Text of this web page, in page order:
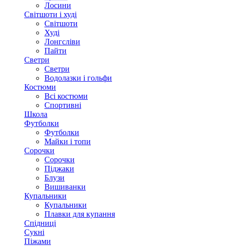
Лосини
Світшоти і худі
Світшоти
Худі
Лонгсліви
Пайти
Светри
Светри
Водолазки і гольфи
Костюми
Всі костюми
Спортивні
Школа
Футболки
Футболки
Майки і топи
Сорочки
Сорочки
Піджаки
Блузи
Вишиванки
Купальники
Купальники
Плавки для купання
Спідниці
Сукні
Піжами